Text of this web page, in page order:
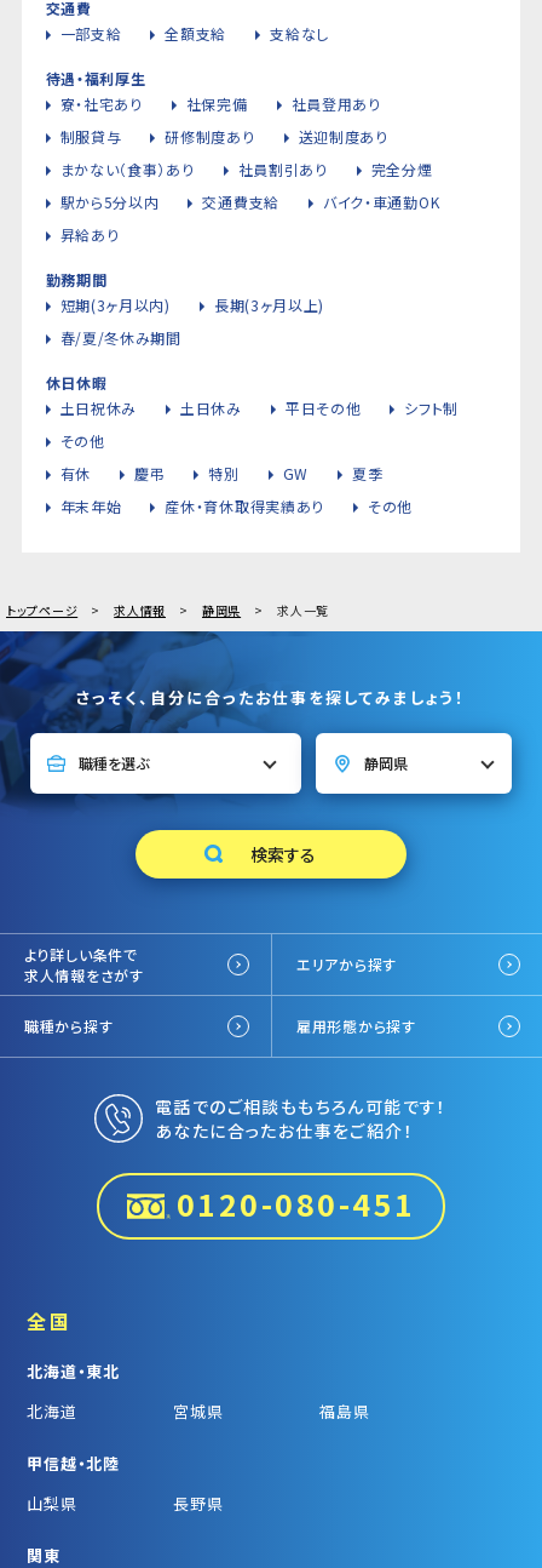
交通費
一部支給
全額支給 支給なし
待遇・福利厚生
寮・社宅あり
社保完備
社員登用あり
制服貸与
研修制度あり
送迎制度あり
まかない（食事）あり
社員割引あり
完全分煙
駅から5分以内
交通費支給
バイク・車通勤OK
昇給あり
勤務期間
短期(3ヶ月以内)
長期(3ヶ月以上)
春/夏/冬休み期間
休日休暇
土日祝休み
土日休み 平日その他
シフト制
その他
有休
慶弔 特別 GW
夏季
年末年始
産休・育休取得実績あり その他
トップページ 求人情報 静岡県 求人一覧
さっそく、自分に合ったお仕事を探してみましょう！
より詳しい条件で
求人情報をさがす
エリアから探す
職種から探す 雇用形態から探す
電話でのご相談ももちろん可能です！
あなたに合ったお仕事をご紹介！
0120-080-451
全国
北海道・東北
北海道
宮城県 福島県
甲信越・北陸
山梨県
長野県
関東